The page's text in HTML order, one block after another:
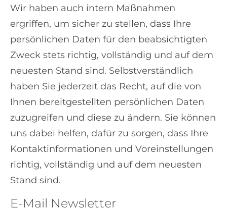
Wir haben auch intern Maßnahmen
ergriffen, um sicher zu stellen, dass Ihre
persönlichen Daten für den beabsichtigten
Zweck stets richtig, vollständig und auf dem
neuesten Stand sind. Selbstverständlich
haben Sie jederzeit das Recht, auf die von
Ihnen bereitgestellten persönlichen Daten
zuzugreifen und diese zu ändern. Sie können
uns dabei helfen, dafür zu sorgen, dass Ihre
Kontaktinformationen und Voreinstellungen
richtig, vollständig und auf dem neuesten
Stand sind.
E-Mail Newsletter